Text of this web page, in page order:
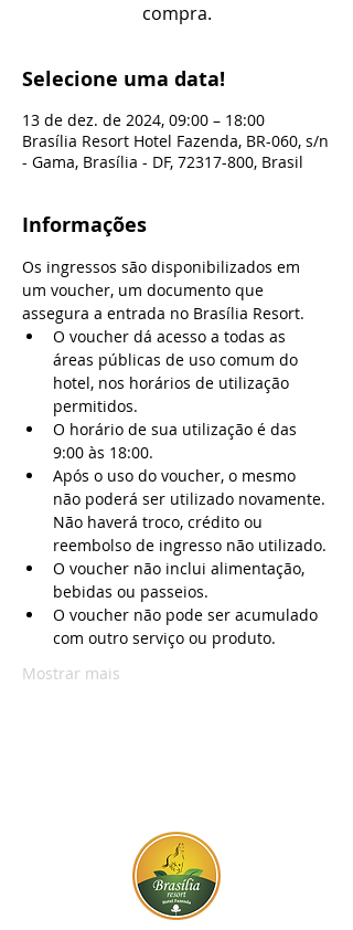
compra.
Selecione uma data!
13 de dez. de 2024, 09:00 – 18:00
Brasília Resort Hotel Fazenda, BR-060, s/n
- Gama, Brasília - DF, 72317-800, Brasil
Informações
Os ingressos são disponibilizados em
um voucher, um documento que
assegura a entrada no Brasília Resort.
O voucher dá acesso a todas as
áreas públicas de uso comum do
hotel, nos horários de utilização
permitidos.
O horário de sua utilização é das
9:00 às 18:00.
Após o uso do voucher, o mesmo
não poderá ser utilizado novamente.
Não haverá troco, crédito ou
reembolso de ingresso não utilizado.
O voucher não inclui alimentação,
bebidas ou passeios.
O voucher não pode ser acumulado
com outro serviço ou produto.
Mostrar mais